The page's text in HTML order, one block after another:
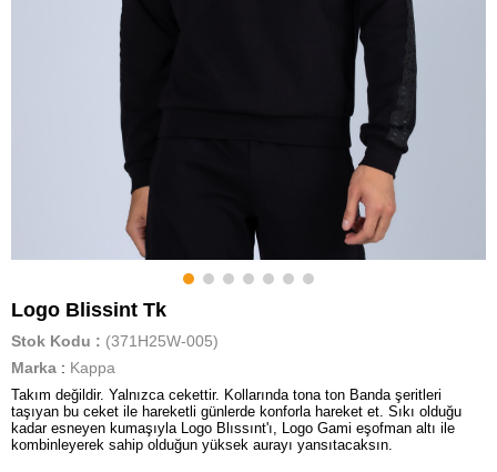
Logo Blissint Tk
Stok Kodu
(371H25W-005)
Marka : Kappa
Takım değildir. Yalnızca cekettir. Kollarında tona ton Banda şeritleri
taşıyan bu ceket ile hareketli günlerde konforla hareket et. Sıkı olduğu
kadar esneyen kumaşıyla Logo Blıssınt'ı, Logo Gami eşofman altı ile
kombinleyerek sahip olduğun yüksek aurayı yansıtacaksın.